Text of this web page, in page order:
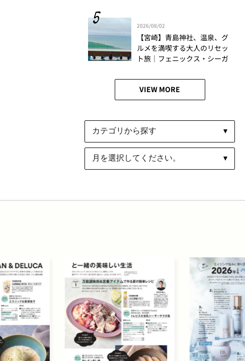
2026/08/02
【宮崎】青島神社、温泉、グ
ルメを満喫する大人のリセッ
ト旅｜フェニックス・シーガ
VIEW MORE